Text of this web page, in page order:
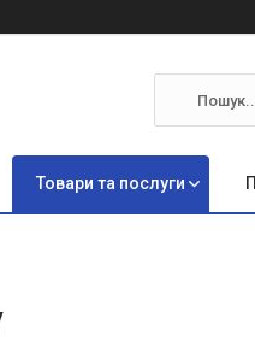
Товари та послуги